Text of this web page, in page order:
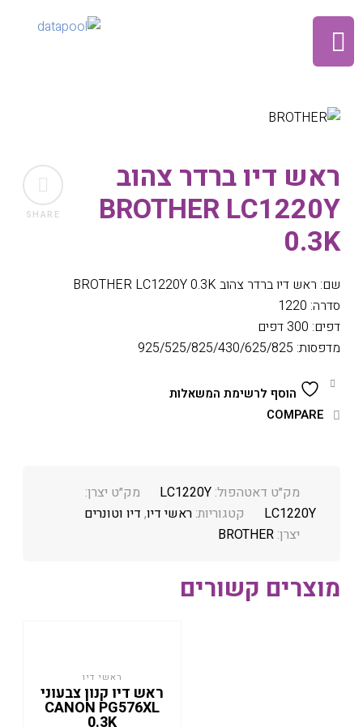
SHARE
ראש דיו ברדר צהוב
BROTHER LC1220Y
0.3K
שם: ראש דיו ברדר צהוב BROTHER LC1220Y 0.3K
סדרה: 1220
דפים: 300 דפים
מדפסות: 925/525/825/430/625/825
הוסף לרשימת המשאלות
COMPARE
מק״ט דאטהפול:LC1220Y
מק״ט יצרן:
LC1220Y
קטגוריות:ראשי דיו, דיו וטונרים
יצרן:BROTHER
מוצרים קשורים
ראשי דיו
ראש דיו קנון צבעוני
CANON PG576XL